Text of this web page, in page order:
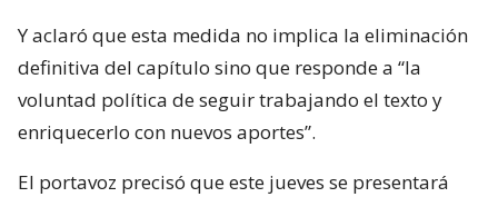
Y aclaró que esta medida no implica la eliminación
definitiva del capítulo sino que responde a “la
voluntad política de seguir trabajando el texto y
enriquecerlo con nuevos aportes”.
El portavoz precisó que este jueves se presentará